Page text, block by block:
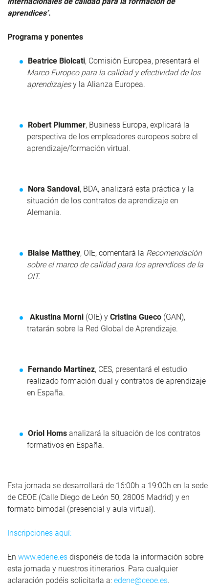
aprendices’.
Programa y ponentes
Beatrice Biolcati, Comisión Europea, presentará el
Marco Europeo para la calidad y efectividad de los
aprendizajesy la Alianza Europea.
Robert Plummer, Business Europa, explicará la
perspectiva de los empleadores europeos sobre el
aprendizaje/formación virtual.
Nora Sandoval, BDA, analizará esta práctica y la
situación de los contratos de aprendizaje en
Alemania.
Blaise Matthey, OIE, comentará la Recomendación
sobre el marco de calidad para los aprendices de la
OIT.
Akustina Morni (OIE) y Cristina Gueco (GAN),
tratarán sobre la Red Global de Aprendizaje.
Fernando Martínez, CES, presentará el estudio
realizado formación dual y contratos de aprendizaje
en España.
Oriol Homs analizará la situación de los contratos
formativos en España.
Esta jornada se desarrollará de 16:00h a 19:00h en la sede
de CEOE (Calle Diego de León 50, 28006 Madrid) y en
formato bimodal (presencial y aula virtual).
Inscripciones aquí:
En www.edene.es disponéis de toda la información sobre
esta jornada y nuestros itinerarios. Para cualquier
aclaración podéis solicitarla a: edene@ceoe.es.